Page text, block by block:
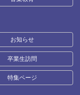
お知らせ
卒業生訪問
特集ページ